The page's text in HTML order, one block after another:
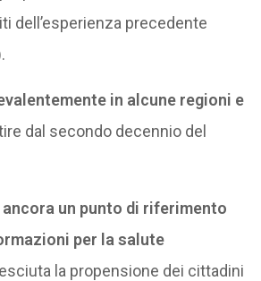
dell’esperienza precedente
in alcune regioni e
dal secondo decennio del
un punto di riferimento
per la salute
la propensione dei cittadini